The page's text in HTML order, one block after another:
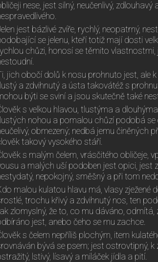
nese, jest silný, neučenlivý,
jest bázlivé zvíře, rychlý, neopatrný,
se jelenu, kteří totiž mají dosti
chůzi, honosí se těmito
jich obočí dolů k nosu prohnuto jest, ale
a zdvihnutý a ústa takovátéž s
býti se sviní a jsou skutečně také
s velkou hlavou, tlustýma a
nohou a pomalou chůzí podobá se
obmezený; nedbá jemu činěných
takový vysokého stáří.
s malým čelem, vrásčitého obličeje,
a malých uší podoben jest opici, jest
nepokojný, směšný a při tom
malou kulatou hlavu má, vlasy zježené
trochu křivý a zdvihnutý nos, ten
zlomyslný, že to, co mu dáváno,
jest, anebo čeho se mu zachce.
s čelem nepříliš plochým, item
bývá se psem; jest ostrovtipný,
lstivý, lísavý a miláček jídla a pití.